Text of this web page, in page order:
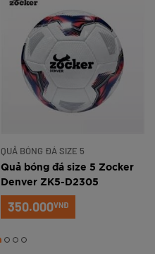
QUẢ BÓNG ĐÁ SIZE 5
Quả bóng đá size 5 Zocker
Denver ZK5-D2305
350.000VNĐ